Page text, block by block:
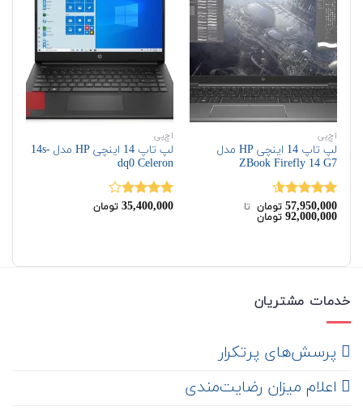
اچ‌پی
لپ تاپ 14 اینچی HP مدل
ZBook Firefly 14 G7
نمره4.50
از 5
57,950,000 تومان‌ تا ‌
92,000,000 تومان
اچ‌پی
لپ تاپ 14 اینچی HP مدل 14s-
dq0 Celeron
نمره
35,400,000 تومان
خدمات مشتریان
‌ پرسش‌های پرتکرار
اعلام میزان رضایت‌مندی